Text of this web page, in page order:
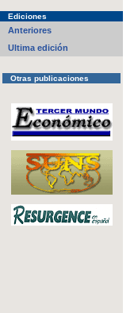
Ediciones
Anteriores
Ultima edición
Otras publicaciones